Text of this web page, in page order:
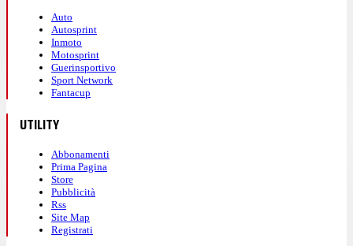
Auto
Autosprint
Inmoto
Motosprint
Guerinsportivo
Sport Network
Fantacup
UTILITY
Abbonamenti
Prima Pagina
Store
Pubblicità
Rss
Site Map
Registrati